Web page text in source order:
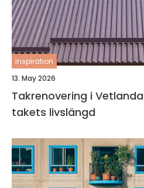
inspiration
13. May 2026
Takrenovering i
takets livslängd